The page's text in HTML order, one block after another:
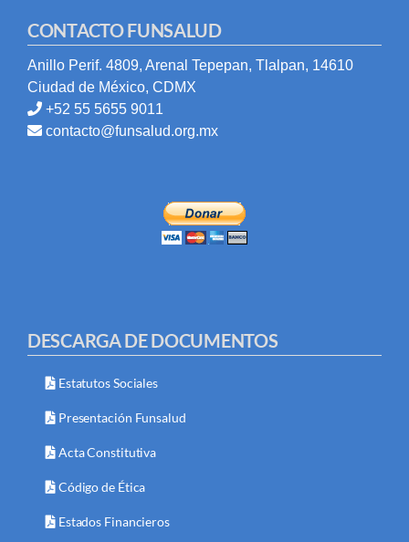
CONTACTO FUNSALUD
Anillo Perif. 4809, Arenal Tepepan, Tlalpan, 14610
Ciudad de México, CDMX
+52 55 5655 9011
contacto@funsalud.org.mx
DESCARGA DE DOCUMENTOS
Estatutos Sociales
Presentación Funsalud
Acta Constitutiva
Código de Ética
Estados Financieros